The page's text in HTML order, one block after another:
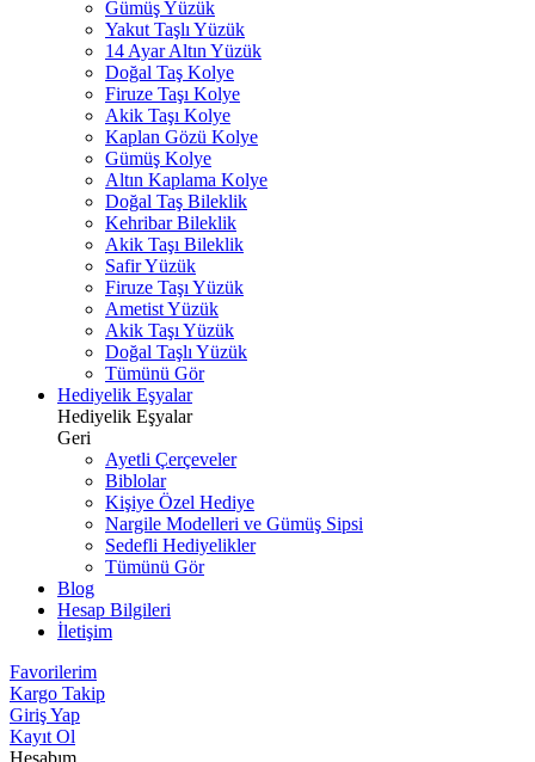
Gümüş Yüzük
Yakut Taşlı Yüzük
14 Ayar Altın Yüzük
Doğal Taş Kolye
Firuze Taşı Kolye
Akik Taşı Kolye
Kaplan Gözü Kolye
Gümüş Kolye
Altın Kaplama Kolye
Doğal Taş Bileklik
Kehribar Bileklik
Akik Taşı Bileklik
Safir Yüzük
Firuze Taşı Yüzük
Ametist Yüzük
Akik Taşı Yüzük
Doğal Taşlı Yüzük
Tümünü Gör
Hediyelik Eşyalar
Hediyelik Eşyalar
Geri
Ayetli Çerçeveler
Biblolar
Kişiye Özel Hediye
Nargile Modelleri ve Gümüş Sipsi
Sedefli Hediyelikler
Tümünü Gör
Blog
Hesap Bilgileri
İletişim
Favorilerim
Kargo Takip
Giriş Yap
Kayıt Ol
Hesabım